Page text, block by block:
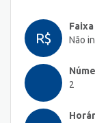
R$
Não
2